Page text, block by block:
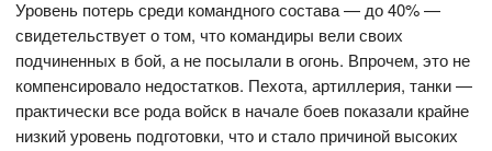
Уровень потерь среди командного состава — до 40% —
свидетельствует о том, что командиры вели своих
подчиненных в бой, а не посылали в огонь. Впрочем, это не
компенсировало недостатков. Пехота, артиллерия, танки —
практически все рода войск в начале боев показали крайне
низкий уровень подготовки, что и стало причиной высоких